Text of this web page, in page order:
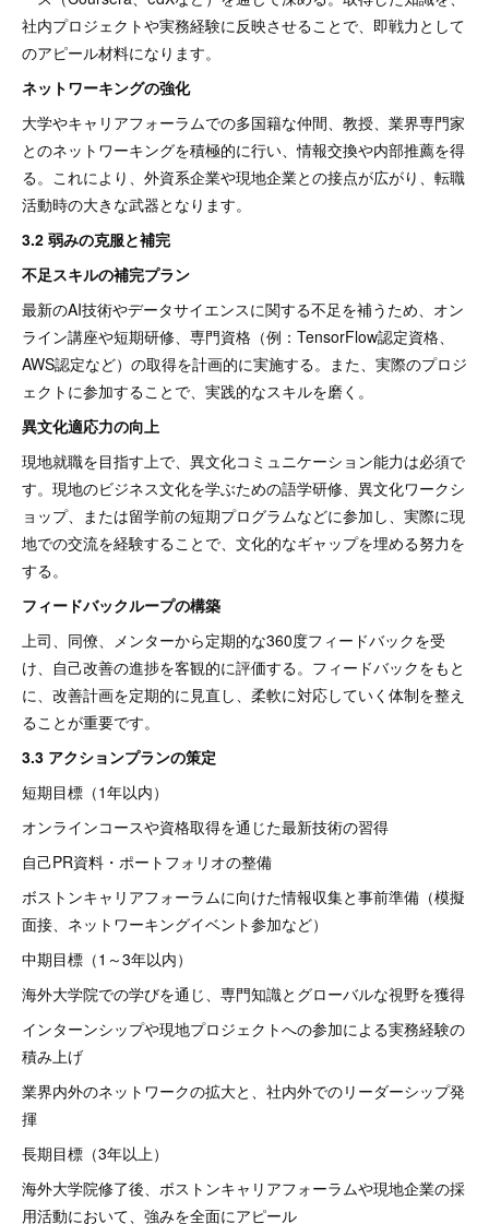
社内プロジェクトや実務経験に反映させることで、即戦力として
のアピール材料になります。
ネットワーキングの強化
大学やキャリアフォーラムでの多国籍な仲間、教授、業界専門家
とのネットワーキングを積極的に行い、情報交換や内部推薦を得
る。これにより、外資系企業や現地企業との接点が広がり、転職
活動時の大きな武器となります。
3.2 弱みの克服と補完
不足スキルの補完プラン
最新のAI技術やデータサイエンスに関する不足を補うため、オン
ライン講座や短期研修、専門資格（例：TensorFlow認定資格、
AWS認定など）の取得を計画的に実施する。また、実際のプロジ
ェクトに参加することで、実践的なスキルを磨く。
異文化適応力の向上
現地就職を目指す上で、異文化コミュニケーション能力は必須で
す。現地のビジネス文化を学ぶための語学研修、異文化ワークシ
ョップ、または留学前の短期プログラムなどに参加し、実際に現
地での交流を経験することで、文化的なギャップを埋める努力を
する。
フィードバックループの構築
上司、同僚、メンターから定期的な360度フィードバックを受
け、自己改善の進捗を客観的に評価する。フィードバックをもと
に、改善計画を定期的に見直し、柔軟に対応していく体制を整え
ることが重要です。
3.3 アクションプランの策定
短期目標（1年以内）
オンラインコースや資格取得を通じた最新技術の習得
自己PR資料・ポートフォリオの整備
ボストンキャリアフォーラムに向けた情報収集と事前準備（模擬
面接、ネットワーキングイベント参加など）
中期目標（1～3年以内）
海外大学院での学びを通じ、専門知識とグローバルな視野を獲得
インターンシップや現地プロジェクトへの参加による実務経験の
積み上げ
業界内外のネットワークの拡大と、社内外でのリーダーシップ発
揮
長期目標（3年以上）
海外大学院修了後、ボストンキャリアフォーラムや現地企業の採
用活動において、強みを全面にアピール